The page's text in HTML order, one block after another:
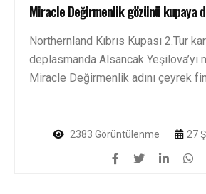
Miracle Değirmenlik gözünü kupaya
Northernland Kıbrıs Kupası 2.Tur
deplasmanda Alsancak Yeşilova’yı
Miracle Değirmenlik adını çeyrek
2383 Görüntülenme 27